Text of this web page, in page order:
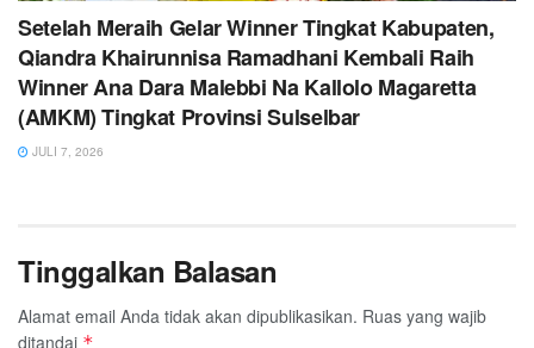
Setelah Meraih Gelar Winner Tingkat Kabupaten,
Qiandra Khairunnisa Ramadhani Kembali Raih
Winner Ana Dara Malebbi Na Kallolo Magaretta
(AMKM) Tingkat Provinsi Sulselbar
JULI 7, 2026
Tinggalkan Balasan
Alamat email Anda tidak akan dipublikasikan. Ruas yang wajib
ditandai *